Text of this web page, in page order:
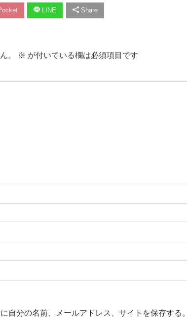
LINE Share
。 ※ が付いている欄は必須項目です
自分の名前、メールアドレス、サイトを保存する。